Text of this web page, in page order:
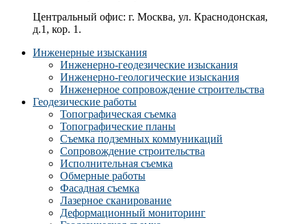
Центральный офис: г. Москва, ул. Краснодонская,
д.1, кор. 1.
Инженерные изыскания
Инженерно-геодезические изыскания
Инженерно-геологические изыскания
Инженерное сопровождение строительства
Геодезические работы
Топографическая съемка
Топографические планы
Съемка подземных коммуникаций
Сопровождение строительства
Исполнительная съемка
Обмерные работы
Фасадная съемка
Лазерное сканирование
Деформационный мониторинг